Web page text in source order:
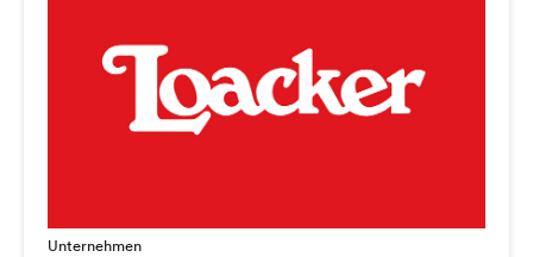
Unternehmen